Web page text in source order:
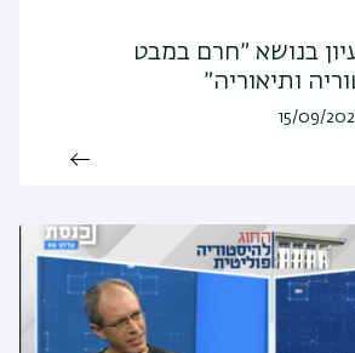
בנושא ״חרם במבט
ותיאוריה״